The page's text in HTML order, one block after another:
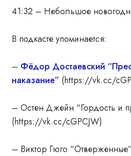
41:32 – Небольшое
В подкасте упоминается:
– Фёдор Достаевский
наказание” (https://vk.cc/
– Остен Джейн “Гордость и
(https://vk.cc/cGPCJW)
– Виктор Гюго “Отверженные”